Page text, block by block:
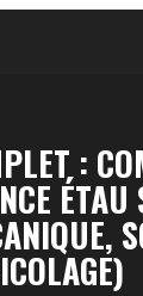
:
ÉTAU